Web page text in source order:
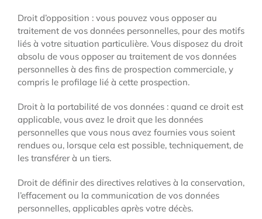
Droit d’opposition : vous pouvez vous opposer au
traitement de vos données personnelles, pour des motifs
liés à votre situation particulière. Vous disposez du droit
absolu de vous opposer au traitement de vos données
personnelles à des fins de prospection commerciale, y
compris le profilage lié à cette prospection.
Droit à la portabilité de vos données : quand ce droit est
applicable, vous avez le droit que les données
personnelles que vous nous avez fournies vous soient
rendues ou, lorsque cela est possible, techniquement, de
les transférer à un tiers.
Droit de définir des directives relatives à la conservation,
l’effacement ou la communication de vos données
personnelles, applicables après votre décès.